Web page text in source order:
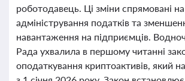
роботодавець. Ці зміни спрямовані
адміністрування податків та
навантаження на підприємців.
Рада ухвалила в першому читанні
оподаткування криптоактивів, який